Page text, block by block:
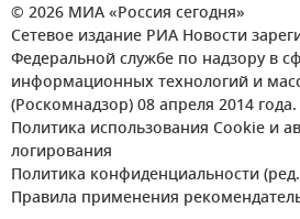
© 2026 МИА «Россия сегодня»
Сетевое издание РИА Новости
Федеральной службе по надзору в
информационных технологий и
(Роскомнадзор) 08 апреля 2014 года.
Политика использования Cookie и
логирования
Политика конфиденциальности (ред.
Правила применения